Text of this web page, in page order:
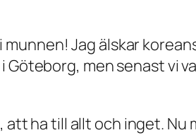
Jag älskar
men senast vi
ha till allt och inget. Nu